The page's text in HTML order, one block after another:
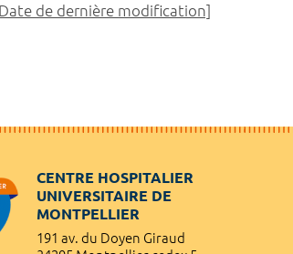
de dernière modification]
CENTRE HOSPITALIER
UNIVERSITAIRE DE
MONTPELLIER
191 av. du Doyen Giraud